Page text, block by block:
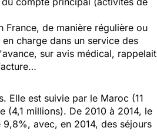
France, de manière régulière ou
charge dans un service des
sur avis médical, rappelait
Elle est suivie par le Maroc (11
(4,1 millions). De 2010 à 2014, le
avec, en 2014, des séjours